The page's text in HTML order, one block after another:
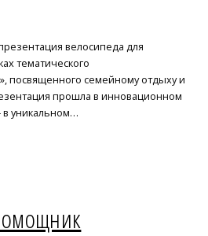
велосипеда для
тематического
посвященного семейному отдыху и
прошла в инновационном
в уникальном…